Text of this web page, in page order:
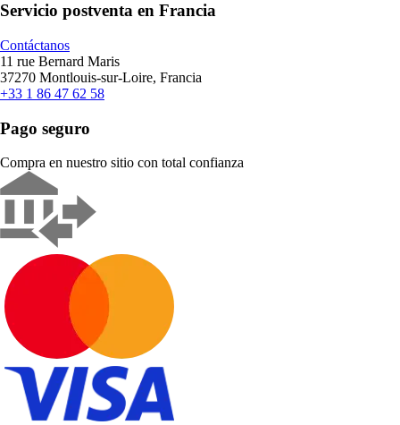
Servicio postventa en Francia
Contáctanos
11 rue Bernard Maris
37270 Montlouis-sur-Loire, Francia
+33 1 86 47 62 58
Pago seguro
Compra en nuestro sitio con total confianza